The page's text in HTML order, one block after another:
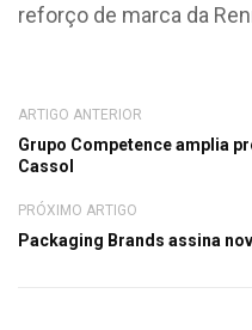
reforço de marca da
ARTIGO ANTERIOR
Grupo Competence amplia
Cassol
PRÓXIMO ARTIGO
Packaging Brands assina